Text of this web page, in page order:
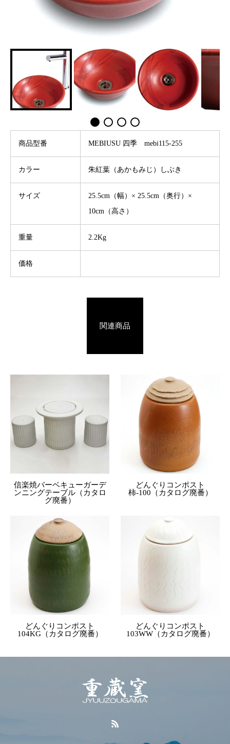
商品型番 MEBIUSU 四季 mebi115-255
カラー 朱紅葉（あかもみじ）しぶき
サイズ
25.5cm（幅）× 25.5cm（奥行）×
10cm（高さ）
重量 2.2Kg
価格
関連商品
信楽焼バーベキューガーデ
ンニングテーブル（カタロ
グ廃番）
どんぐりコンポスト
柿-100（カタログ廃番）
どんぐりコンポスト
104KG（カタログ廃番）
どんぐりコンポスト
103WW（カタログ廃番）